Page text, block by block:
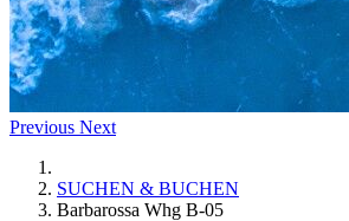
Previous Next
SUCHEN & BUCHEN
Barbarossa Whg B-05